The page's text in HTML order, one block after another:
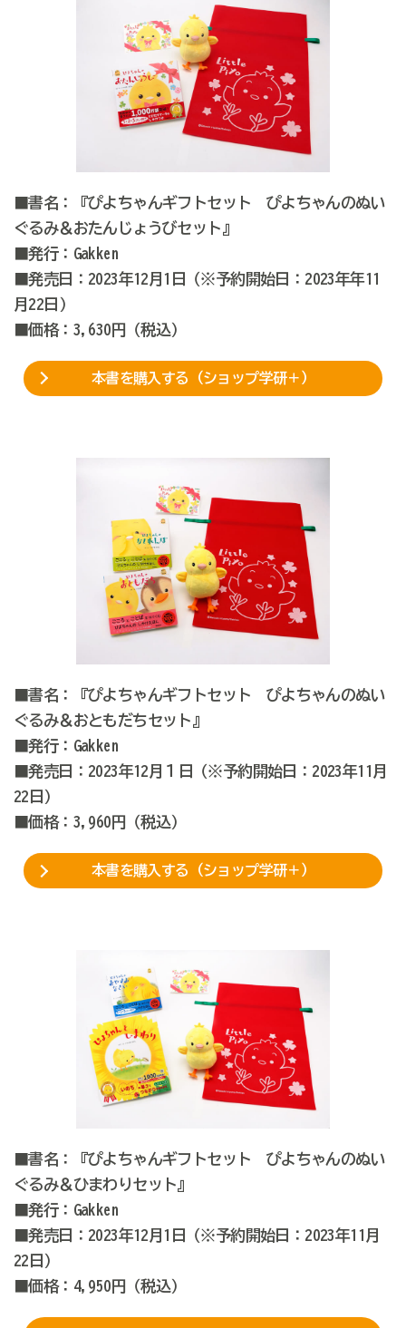
■書名：『ぴよちゃんギフトセット ぴよちゃんのぬい
ぐるみ＆おたんじょうびセット』
■発行：Gakken
■発売日：2023年12月1日（※予約開始日：2023年年11
月22日）
■価格：3,630円（税込）
本書を購入する（ショップ学研＋）
■書名：『ぴよちゃんギフトセット ぴよちゃんのぬい
ぐるみ＆おともだちセット』
■発行：Gakken
■発売日：2023年12月１日（※予約開始日：2023年11月
22日）
■価格：3,960円（税込）
本書を購入する（ショップ学研＋）
■書名：『ぴよちゃんギフトセット ぴよちゃんのぬい
ぐるみ＆ひまわりセット』
■発行：Gakken
■発売日：2023年12月1日（※予約開始日：2023年11月
22日）
■価格：4,950円（税込）